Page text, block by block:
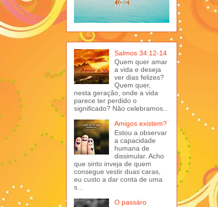
Salmos 34:12-14
Quem quer amar
a vida e deseja
ver dias felizes?
Quem quer,
nesta geração, onde a vida
parece ter perdido o
significado? Não celebramos...
Amigos existem?
Estou a observar
a capacidade
humana de
dissimular. Acho
que sinto inveja de quem
consegue vestir duas caras,
eu custo a dar conta de uma
s...
O passáro